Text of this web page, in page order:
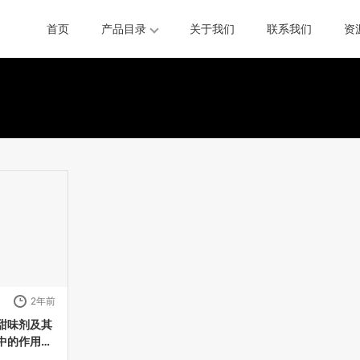
首页 产品目录 关于我们 联系我们 资
2年前
味剂及其
的作用、